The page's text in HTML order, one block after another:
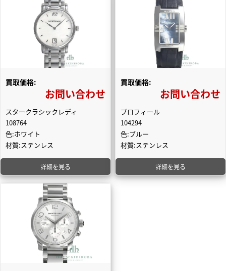
買取価格:
お問い合わせ
スタークラシックレディ
108764
色:ホワイト
材質:ステンレス
詳細を見る
買取価格:
お問い合わせ
プロフィール
104294
色:ブルー
材質:ステンレス
詳細を見る